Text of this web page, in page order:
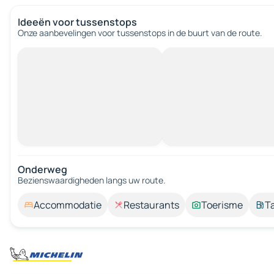
Ideeën voor tussenstops
Onze aanbevelingen voor tussenstops in de buurt van de route.
Onderweg
Bezienswaardigheden langs uw route.
Accommodatie Restaurants Toerisme